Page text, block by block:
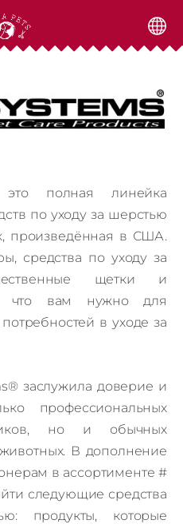
полная линейка
по уходу за шерстью
произведённая в США.
средства по уходу за
щетки и
что вам нужно для
в уходе за
заслужила доверие и
профессиональных
но и обычных
В дополнение
в ассортименте #
следующие средства
продукты, которые